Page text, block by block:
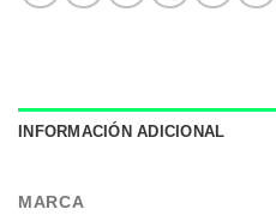
INFORMACIÓN ADICIONAL
MARCA